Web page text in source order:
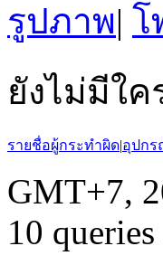
รูปภาพ| โ
ยังไม่มีใ
รายชื่อผู้กระทำผิด|อุปกร
GMT+7,
10 queries